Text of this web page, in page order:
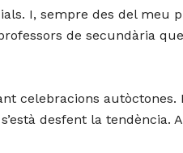
I, sempre des del meu
de secundària
celebracions autòctones.
desfent la tendència.